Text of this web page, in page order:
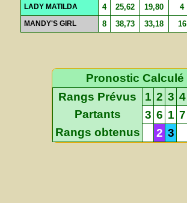
LADY MATILDA 4 25,62 19,80 4
MANDY'S GIRL 8 38,73 33,18 16
Pronostic Calculé
Rangs Prévus
1 2 3 4
Partants
3 6 1 7
Rangs obtenus
2 3